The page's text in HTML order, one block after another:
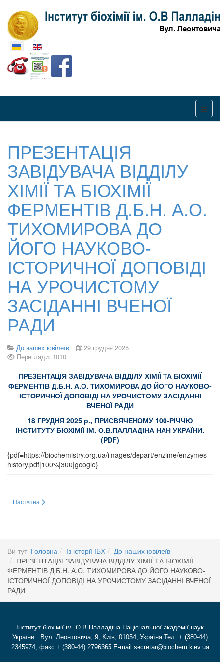
Оберіть свою мову
ПРЕЗЕНТАЦІЯ
ЗАВІДУВАЧА ВІДДІЛУ
ХІМІЇ ТА БІОХІМІЇ
ФЕРМЕНТІВ Д.Б.Н. А.О.
ТИХОМИРОВА ДО
ЙОГО НАУКОВО-
ІСТОРИЧНОЇ ДОПОВІДІ
НА УРОЧИСТОМУ
ЗАСІДАННІ ВЧЕНОЇ
РАДИ
До наших ювілеїв
29 грудня 2025
Перегляди: 1010
ПРЕЗЕНТАЦІЯ ЗАВІДУВАЧА ВІДДІЛУ ХІМІЇ ТА БІОХІМІЇ
ФЕРМЕНТІВ Д.Б.Н. А.О. ТИХОМИРОВА ДО ЙОГО НАУКОВО-
ІСТОРИЧНОЇ ДОПОВІДІ НА УРОЧИСТОМУ ЗАСІДАННІ
ВЧЕНОЇ РАДИ
18 ГРУДНЯ 2025 р., ПРИСВЯЧЕНОМУ 100-РІЧЧЮ
ІНСТИТУТУ БІОХІМІЇ ІМ. О.В.ПАЛЛАДІНА НАН УКРАЇНИ.
(PDF)
{pdf=https://biochemistry.org.ua/images/depart/enzime/enzymes-
history.pdf|100%|300|google}
Наступна стаття: ПРЕЗЕНТАЦІЯ АКАДЕМІКА НАН УКРАЇНИ
Наступна
Ви тут: Головна Із історії ІБХ
До наших ювілеїв
ПРЕЗЕНТАЦІЯ ЗАВІДУВАЧА ВІДДІЛУ ХІМІЇ ТА БІОХІМІЇ
ФЕРМЕНТІВ Д.Б.Н. А.О. ТИХОМИРОВА ДО ЙОГО НАУКОВО-
ІСТОРИЧНОЇ ДОПОВІДІ НА УРОЧИСТОМУ ЗАСІДАННІ ВЧЕНОЇ
РАДИ
Інститут біохімії ім. О.В Палладіна Національної академії наук
України Вул. Леонтовича, 9, Київ, 01054, Україна Тел.:+ (380-44)
2345974; факс:+ (380-44) 2796365 E-mail:secretar@biochem.kiev.ua